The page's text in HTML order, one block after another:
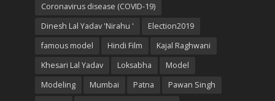
Coronavirus disease (COVID-19)
Dinesh Lal Yadav 'Nirahu '
Election2019
famous model
Hindi Film
Kajal Raghwani
Khesari Lal Yadav
Loksabha
Model
Modeling
Mumbai Patna
Pawan Singh